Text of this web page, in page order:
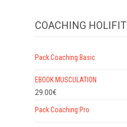
COACHING HOLIFIT
Pack Coaching Basic
EBOOK MUSCULATION
29.00€
Pack Coaching Pro